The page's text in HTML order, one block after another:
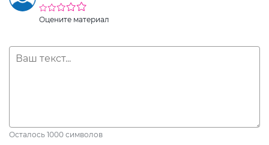
Оцените материал
Осталось 1000 символов